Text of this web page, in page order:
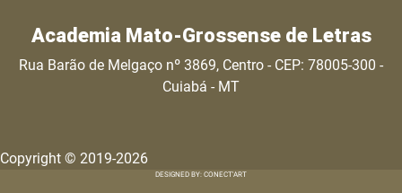
Academia Mato-Grossense de Letras
Rua Barão de Melgaço nº 3869, Centro - CEP: 78005-300 -
Cuiabá - MT
Copyright © 2019-2026
DESIGNED BY: CONECT'ART